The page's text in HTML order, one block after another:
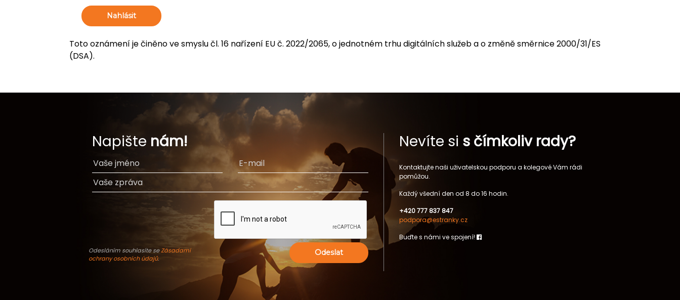
Nahlásit
Toto oznámení je činěno ve smyslu čl. 16 nařízení EU č. 2022/2065, o jednotném trhu digitálních služeb a o změně směrnice 2000/31/ES
(DSA).
Napište nám!
Odesláním souhlasíte seZásadami
ochrany osobních údajů.
Odeslat
Nevíte si s čímkoliv rady?
Kontaktujte naši uživatelskou podporu a kolegové Vám rádi
pomůžou.
Každý všední den od 8 do 16 hodin.
+420 777 837 847
podpora@estranky.cz
Buďte s námi ve spojení!